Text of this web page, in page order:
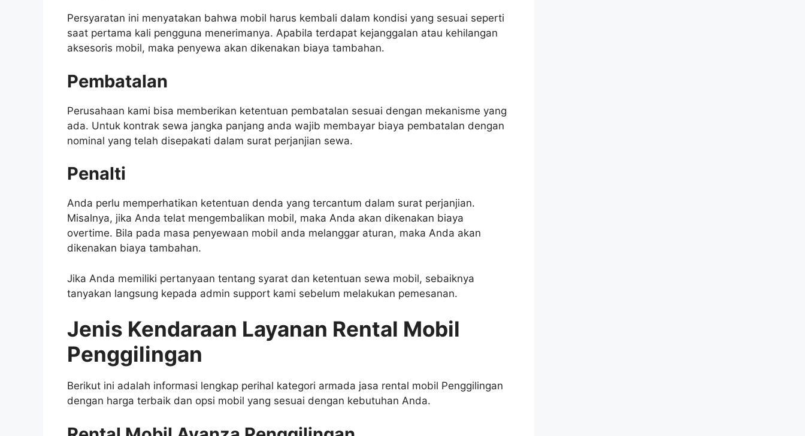
Persyaratan ini menyatakan bahwa mobil harus kembali dalam kondisi yang sesuai seperti
saat pertama kali pengguna menerimanya. Apabila terdapat kejanggalan atau kehilangan
aksesoris mobil, maka penyewa akan dikenakan biaya tambahan.
Pembatalan
Perusahaan kami bisa memberikan ketentuan pembatalan sesuai dengan mekanisme yang
ada. Untuk kontrak sewa jangka panjang anda wajib membayar biaya pembatalan dengan
nominal yang telah disepakati dalam surat perjanjian sewa.
Penalti
Anda perlu memperhatikan ketentuan denda yang tercantum dalam surat perjanjian.
Misalnya, jika Anda telat mengembalikan mobil, maka Anda akan dikenakan biaya
overtime. Bila pada masa penyewaan mobil anda melanggar aturan, maka Anda akan
dikenakan biaya tambahan.
Jika Anda memiliki pertanyaan tentang syarat dan ketentuan sewa mobil, sebaiknya
tanyakan langsung kepada admin support kami sebelum melakukan pemesanan.
Jenis Kendaraan Layanan Rental Mobil
Penggilingan
Berikut ini adalah informasi lengkap perihal kategori armada jasa rental mobil Penggilingan
dengan harga terbaik dan opsi mobil yang sesuai dengan kebutuhan Anda.